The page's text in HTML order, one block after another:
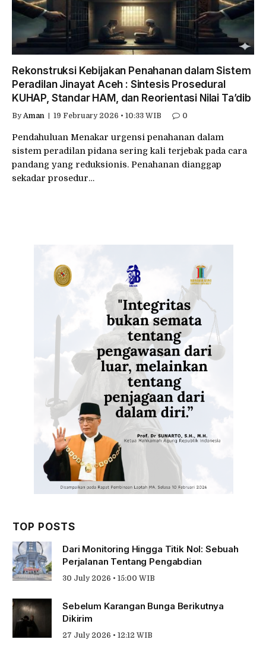
Rekonstruksi Kebijakan Penahanan dalam Sistem
Peradilan Jinayat Aceh : Sintesis Prosedural
KUHAP, Standar HAM, dan Reorientasi Nilai Ta’dib
By Aman 19 February 2026 • 10:33 WIB 0
Pendahuluan Menakar urgensi penahanan dalam
sistem peradilan pidana sering kali terjebak pada cara
pandang yang reduksionis. Penahanan dianggap
sekadar prosedur…
TOP POSTS
Dari Monitoring Hingga Titik Nol: Sebuah
Perjalanan Tentang Pengabdian
30 July 2026 • 15:00 WIB
Sebelum Karangan Bunga Berikutnya
Dikirim
27 July 2026 • 12:12 WIB